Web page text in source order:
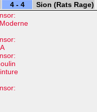
4 - 4 Sion (Rats Rage)